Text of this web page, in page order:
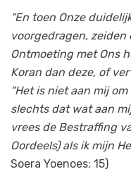
“En toen Onze
voorgedragen,
Ontmoeting met Ons
Koran dan deze, of
“Het is niet aan mij
slechts dat wat aan
vrees de Bestraffing
Oordeels) als ik mijn
Soera Yoenoes: 15)